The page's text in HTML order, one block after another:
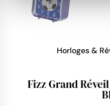
Horloges &
Fizz Grand